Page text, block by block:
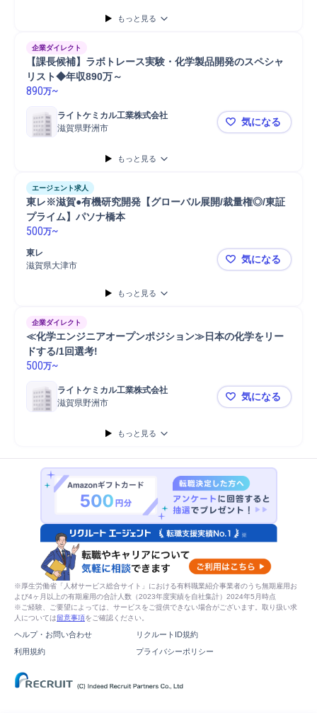
もっと見る
企業ダイレクト
【課長候補】ラボトレース実験・化学製品開発のスペシャ
リスト◆年収890万～
890万~
ライトケミカル工業株式会社
滋賀県野洲市
【課長候補
気になる
もっと見る
エージェント求人
東レ※滋賀●有機研究開発【グローバル展開/裁量権◎/東証
プライム】パソナ橋本
500万~
東レ
滋賀県大津市
東レ※滋賀●
気になる
もっと見る
企業ダイレクト
≪化学エンジニアオープンポジション≫日本の化学をリー
ドする/1回選考!
500万~
ライトケミカル工業株式会社
滋賀県野洲市
≪化学エン
気になる
もっと見る
※厚生労働省「人材サービス総合サイト」における有料職業紹介事業者のうち無期雇用お
よび4ヶ月以上の有期雇用の合計人数（2023年度実績を自社集計）2024年5月時点
※ご経験、ご要望によっては、サービスをご提供できない場合がございます。取り扱い求
人については留意事項をご確認ください。
ヘルプ・お問い合わせ
リクルートID規約
利用規約
プライバシーポリシー